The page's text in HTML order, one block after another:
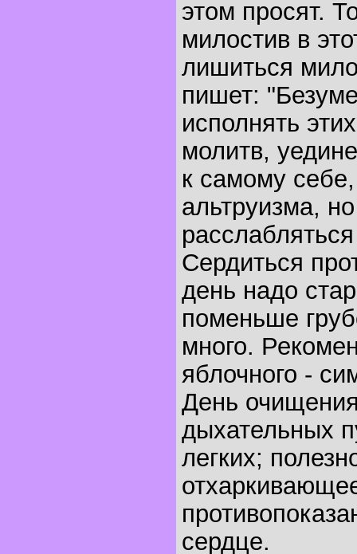
этом просят.
милостив в
лишиться
пишет:
исполнять
молитв,
к самому
альтруизма,
Сердиться
день надо
поменьше
много.
яблочного -
День
дыхательных
легких;
сердце.